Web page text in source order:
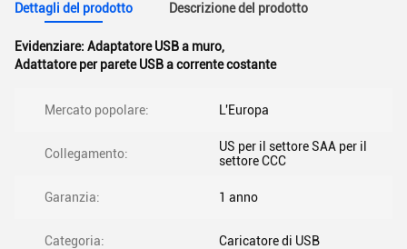
Dettagli del prodotto Descrizione del prodotto
Evidenziare: Adaptatore USB a muro,
Adattatore per parete USB a corrente costante
Mercato popolare: L'Europa
Collegamento:
US per il settore SAA per il
settore CCC
Garanzia: 1 anno
Categoria: Caricatore di USB